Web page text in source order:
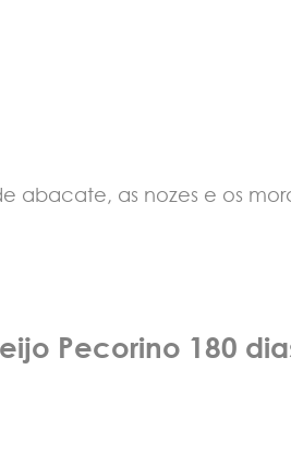
abacate, as nozes e os
Pecorino 180